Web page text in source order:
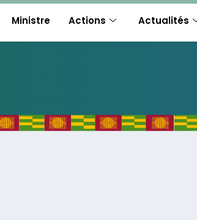
Ministre Actions Actualités